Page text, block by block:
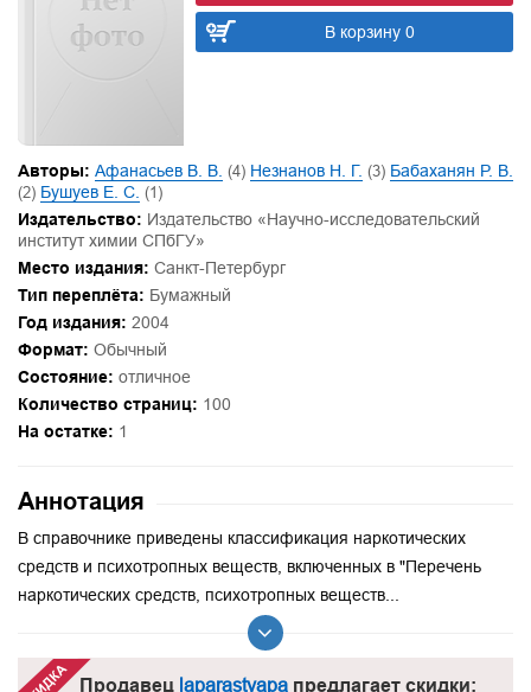
В корзину 0
Авторы: Афанасьев В. В. (4) Незнанов Н. Г. (3) Бабаханян Р. В.
(2) Бушуев Е. С. (1)
Издательство: Издательство «Научно-исследовательский
институт химии СПбГУ»
Место издания: Санкт-Петербург
Тип переплёта: Бумажный
Год издания: 2004
Формат: Обычный
Состояние: отличное
Количество страниц: 100
На остатке: 1
Аннотация
В справочнике приведены классификация наркотических
средств и психотропных веществ, включенных в "Перечень
наркотических средств, психотропных веществ...
Продавец laparastyapaпредлагает скидки: